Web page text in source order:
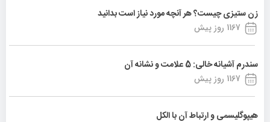
زن ستیزی چیست؟ هر آنچه مورد نیاز است بدانید
1167 روز پیش
سندرم آشیانه خالی: 5 علامت و نشانه آن
1167 روز پیش
هیپوگلیسمی و ارتباط آن با الکل